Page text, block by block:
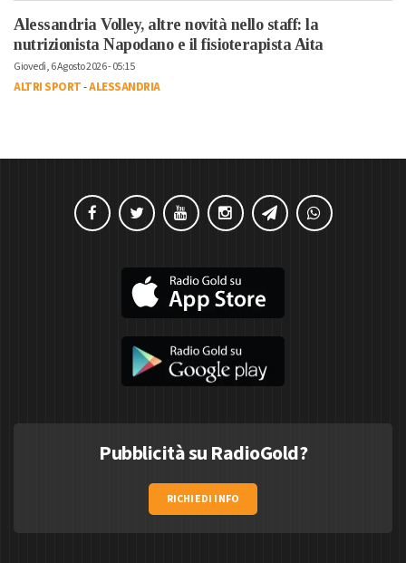
Alessandria Volley, altre novità nello staff: la
nutrizionista Napodano e il fisioterapista Aita
Giovedì, 6 Agosto 2026 - 05:15
ALTRI SPORT-ALESSANDRIA
Pubblicità su RadioGold?
RICHIEDI INFO